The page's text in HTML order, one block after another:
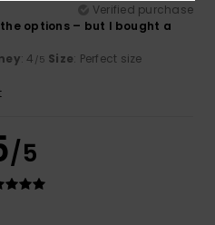
Verified purchase
options – but I bought a
: 4 /5 Size: Perfect size
/5